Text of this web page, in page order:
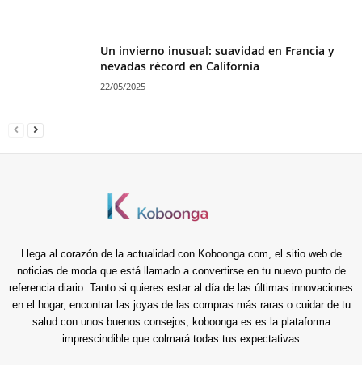
Un invierno inusual: suavidad en Francia y
nevadas récord en California
22/05/2025
Llega al corazón de la actualidad con Koboonga.com, el sitio web de
noticias de moda que está llamado a convertirse en tu nuevo punto de
referencia diario. Tanto si quieres estar al día de las últimas innovaciones
en el hogar, encontrar las joyas de las compras más raras o cuidar de tu
salud con unos buenos consejos, koboonga.es es la plataforma
imprescindible que colmará todas tus expectativas